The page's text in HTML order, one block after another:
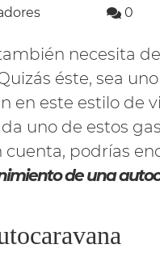
0
necesita
éste, sea
en este estilo de
uno de estos
podrías
de una